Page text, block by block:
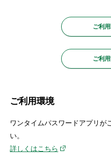
ご利
ご利
ご利用環境
ワンタイムパスワードアプリが
い。
詳しくはこちら